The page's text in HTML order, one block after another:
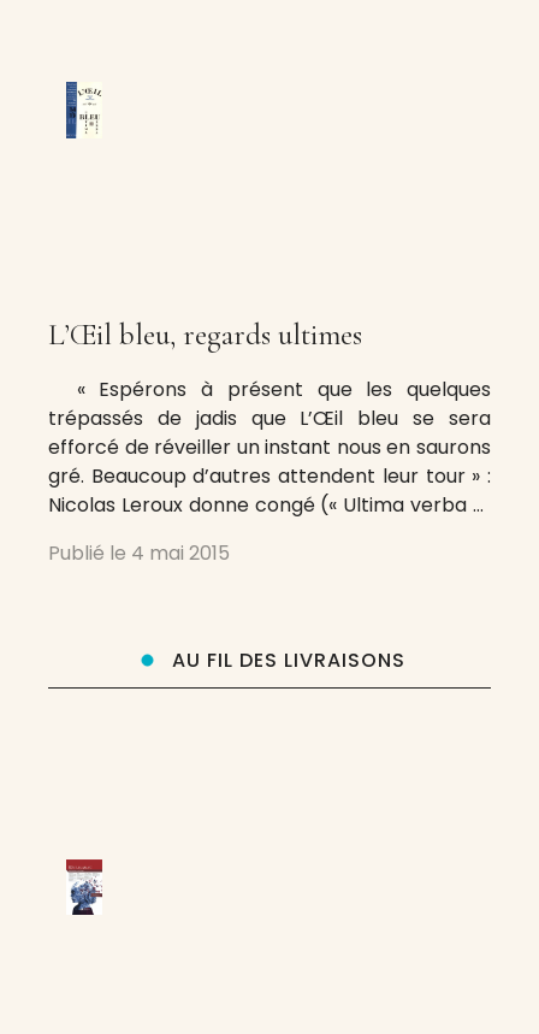
L’Œil bleu, regards ultimes
« Espérons à présent que les quelques
trépassés de jadis que L’Œil bleu se sera
efforcé de réveiller un instant nous en saurons
gré. Beaucoup d’autres attendent leur tour » :
Nicolas Leroux donne congé (« Ultima verba »)
et à ses lecteurs avec la
Publié le 4 mai 2015
AU FIL DES LIVRAISONS